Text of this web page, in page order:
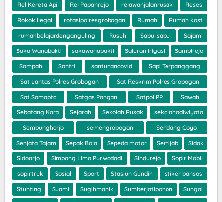
Rel Kereta Api Rel Papanrejo relawanjalanrusak Reses
Rokok Ilegal rotasipolresgrobogan Rumah Rumah kost
rumahbelajardenganguling Rusuh Sabu-sabu Sajam
Saka Wanabakti sakawanabakti Saluran Irigasi Sambirejo
Sampah Santri santunancovid Sapi Terpanggang
Sat Lantas Polres Grobogan Sat Reskrim Polres Grobogan
Sat Samapta Satgas Pangan Satpol PP Sawah
Sebatang Kara Sejarah Sekolah Rusak sekolahadiwiyata
Sembungharjo semengrobogan Sendang Coyo
Senjata Tajam Sepak Bola Sepeda motor Sertijab Sidak
Sidoarjo Simpang Lima Purwodadi Sindurejo Sopir Mobil
sopirtruk Sosial Sport Stasiun Gundih stiker bansos
Stunting Suami Sugihmanik Sumberjatipohon Sungai